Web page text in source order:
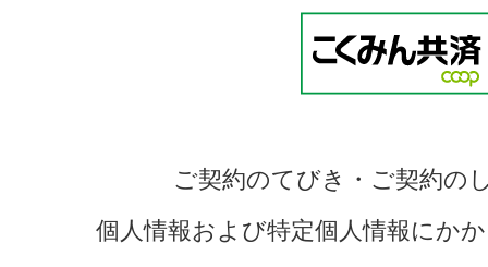
ご契約のてびき・ご契約の
個人情報および特定個人情報にか